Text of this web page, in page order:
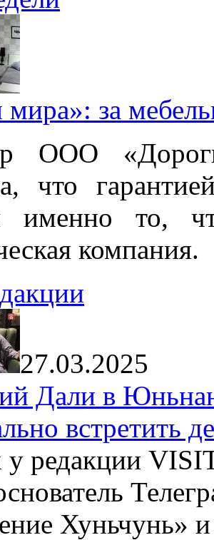
мира»: за
ООО
что
именно то,
компания.
27.03.2025
Дали в
встретить
у редакции
Хуньчунь»